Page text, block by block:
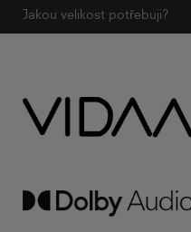
Jakou velikost potřebuji?